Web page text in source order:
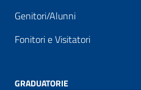
Genitori/Alunni
Fonitori e Visitatori
GRADUATORIE